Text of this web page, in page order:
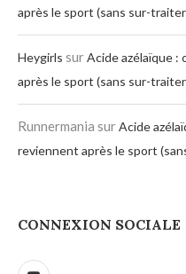
après le sport (sans sur-
Heygirls surAcide azélaïque :
après le sport (sans sur-
Runnermania surAcide
reviennent après le sport
CONNEXION SOCIALE